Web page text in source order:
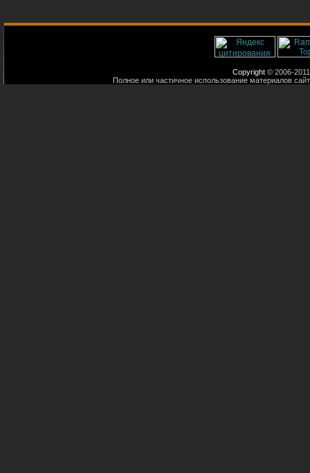
Copyright © 2006-
Полное или частичное использование материалов